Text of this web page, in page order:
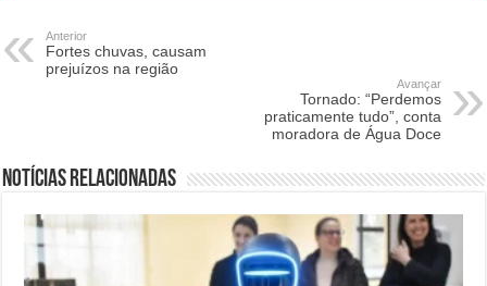
Anterior
Fortes chuvas, causam
prejuízos na região
Avançar
Tornado: “Perdemos
praticamente tudo”, conta
moradora de Água Doce
Notícias relacionadas